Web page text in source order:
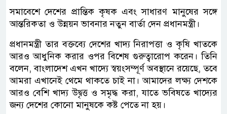
সমাবেশে দেশের প্রান্তিক কৃষক এবং সাধারণ মানুষের সঙ্গে
আন্তরিকতা ও উন্নয়ন ভাবনার নতুন বার্তা দেন প্রধানমন্ত্রী।
প্রধানমন্ত্রী তার বক্তব্যে দেশের খাদ্য নিরাপত্তা ও কৃষি খাতকে
আরও আধুনিক করার ওপর বিশেষ গুরুত্বারোপ করেন। তিনি
বলেন, বাংলাদেশ এখন খাদ্যে স্বয়ংসম্পূর্ণ অবস্থানে রয়েছে, তবে
আমরা এখানেই থেমে থাকতে চাই না। আমাদের লক্ষ্য দেশকে
আরও বেশি খাদ্য উদ্বৃত্ত ও সমৃদ্ধ করা, যাতে ভবিষতে খাদ্যের
জন্য দেশের কোনো মানুষকে কষ্ট পেতে না হয়।